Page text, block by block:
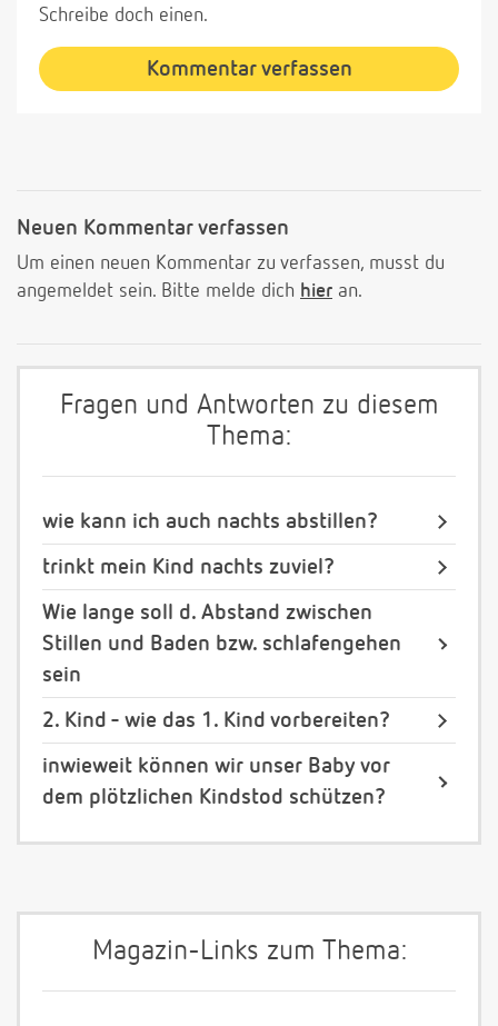
Schreibe doch einen.
Kommentar verfassen
Neuen Kommentar verfassen
Um einen neuen Kommentar zu verfassen, musst du
angemeldet sein. Bitte melde dich hier an.
Fragen und Antworten zu diesem
Thema:
wie kann ich auch nachts abstillen?
trinkt mein Kind nachts zuviel?
Wie lange soll d. Abstand zwischen
Stillen und Baden bzw. schlafengehen
sein
2. Kind - wie das 1. Kind vorbereiten?
inwieweit können wir unser Baby vor
dem plötzlichen Kindstod schützen?
Magazin-Links zum Thema: